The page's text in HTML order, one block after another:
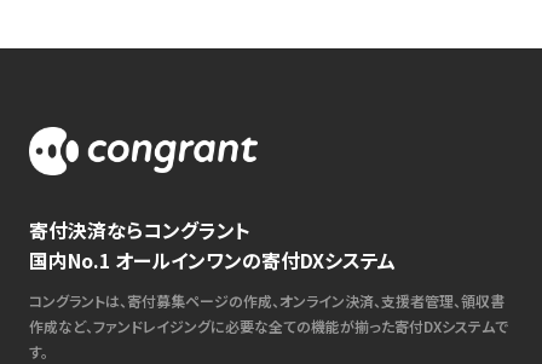
寄付決済ならコングラント
国内No.1 オールインワンの寄付DXシステム
コングラントは、寄付募集ページの作成、オンライン決済、支援者管理、領収書
作成など、ファンドレイジングに必要な全ての機能が揃った寄付DXシステムで
す。